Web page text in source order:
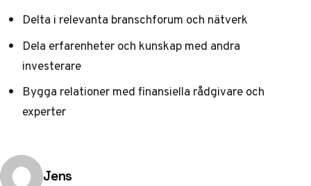
Delta i relevanta branschforum och nätverk
Dela erfarenheter och kunskap med andra
investerare
Bygga relationer med finansiella rådgivare och
experter
Publicerad av
Jens